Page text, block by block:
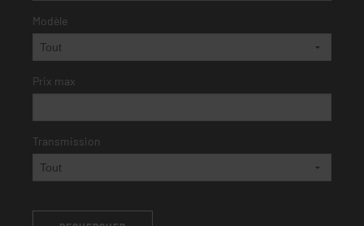
Modèle
Prix max
Transmission